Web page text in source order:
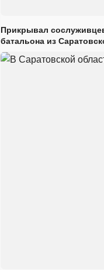
Прикрывал
батальона из